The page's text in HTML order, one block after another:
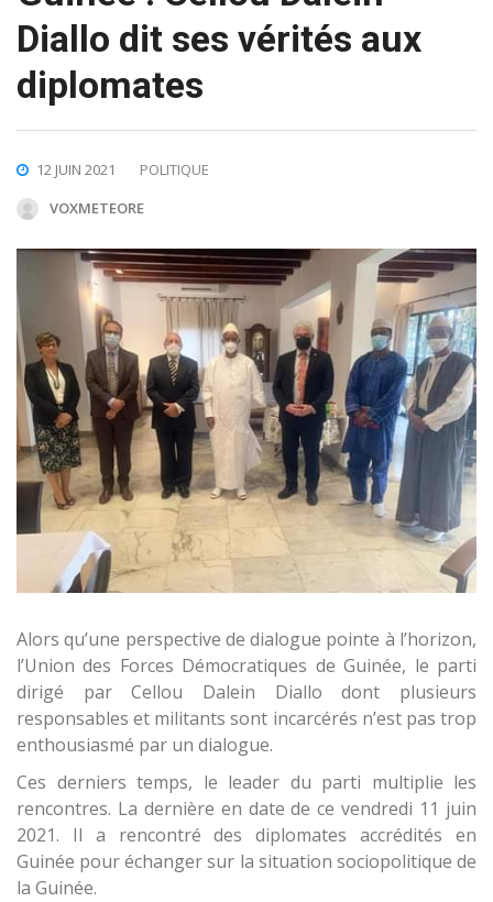
Diallo dit ses vérités aux
diplomates
12 JUIN 2021
POLITIQUE
VOXMETEORE
Alors qu’une perspective de dialogue pointe à l’horizon,
l’Union des Forces Démocratiques de Guinée, le parti
dirigé par Cellou Dalein Diallo dont plusieurs
responsables et militants sont incarcérés n’est pas trop
enthousiasmé par un dialogue.
Ces derniers temps, le leader du parti multiplie les
rencontres. La dernière en date de ce vendredi 11 juin
2021. Il a rencontré des diplomates accrédités en
Guinée pour échanger sur la situation sociopolitique de
la Guinée.